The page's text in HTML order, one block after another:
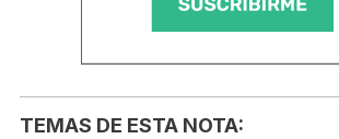
TEMAS DE ESTA NOTA: